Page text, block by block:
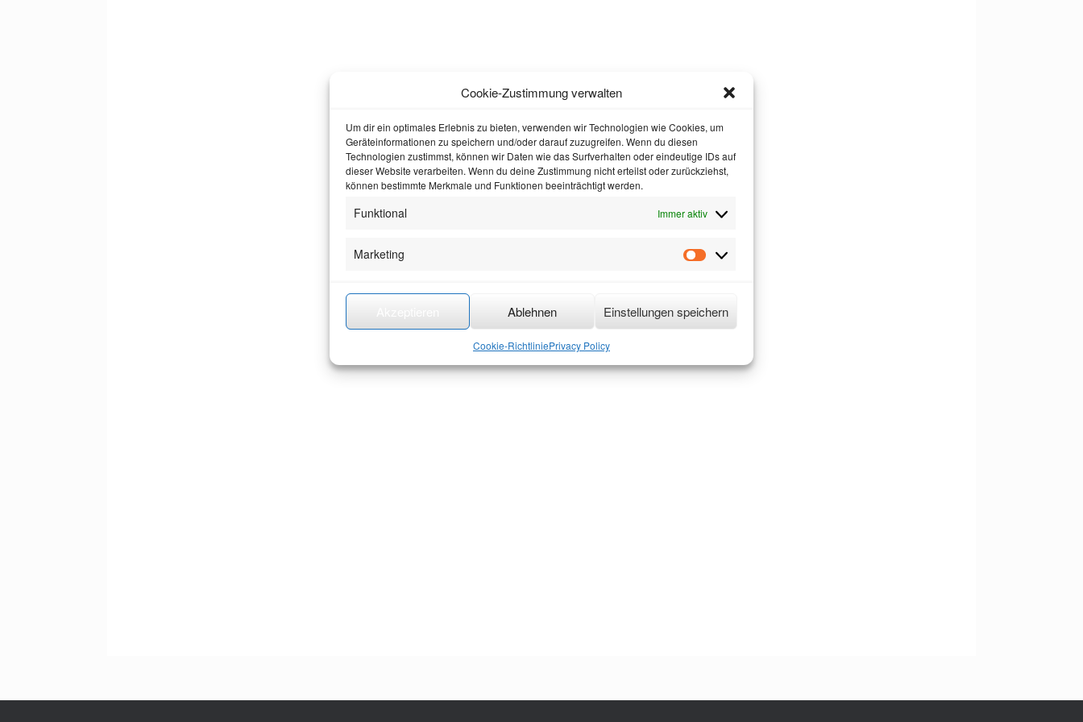
Cookie-Zustimmung verwalten
Um dir ein optimales Erlebnis zu bieten, verwenden wir Technologien wie Cookies, um
Geräteinformationen zu speichern und/oder darauf zuzugreifen. Wenn du diesen
Technologien zustimmst, können wir Daten wie das Surfverhalten oder eindeutige IDs auf
dieser Website verarbeiten. Wenn du deine Zustimmung nicht erteilst oder zurückziehst,
können bestimmte Merkmale und Funktionen beeinträchtigt werden.
Funktional Immer aktiv
Marketing Marketing
Ablehnen Einstellungen speichern
Cookie-RichtliniePrivacy Policy